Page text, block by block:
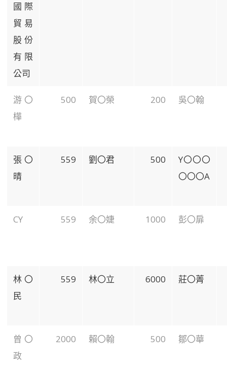
國際
貿易
股份
有限
公司
游〇
樺
500 賀〇榮 200 吳〇翰
張〇
晴
559 劉〇君 500 Y〇〇〇
〇〇〇A
CY 559 余〇婕 1000 彭〇扉
林〇
民
559 林〇立 6000 莊〇菁
曾〇
政
2000 賴〇翰 500 鄒〇華